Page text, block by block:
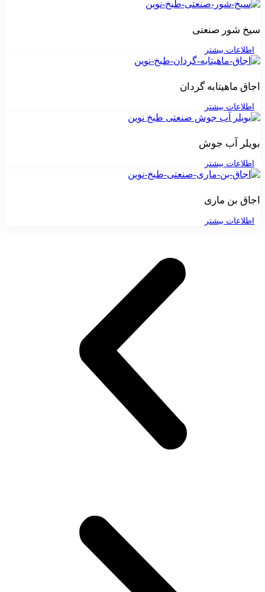
سیخ شور صنعتی
اطلاعات بیشتر
اجاق ماهیتابه گردان
اطلاعات بیشتر
بویلر آب جوش
اطلاعات بیشتر
اجاق بن ماری
اطلاعات بیشتر